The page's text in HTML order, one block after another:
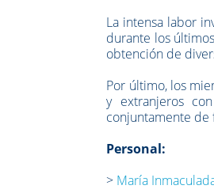
La intensa labor
durante los
obtención de
Por último, los
y extranjeros
conjuntamente de
Personal:
> María